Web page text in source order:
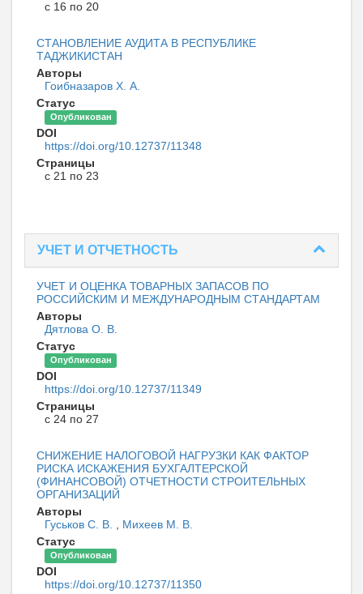
с 16 по 20
СТАНОВЛЕНИЕ АУДИТА В РЕСПУБЛИКЕ
ТАДЖИКИСТАН
Авторы
Гоибназаров Х. А.
Статус
Опубликован
DOI
https://doi.org/10.12737/11348
Страницы
с 21 по 23
УЧЕТ И ОТЧЕТНОСТЬ
УЧЕТ И ОЦЕНКА ТОВАРНЫХ ЗАПАСОВ ПО
РОССИЙСКИМ И МЕЖДУНАРОДНЫМ СТАНДАРТАМ
Авторы
Дятлова О. В.
Статус
Опубликован
DOI
https://doi.org/10.12737/11349
Страницы
с 24 по 27
СНИЖЕНИЕ НАЛОГОВОЙ НАГРУЗКИ КАК ФАКТОР
РИСКА ИСКАЖЕНИЯ БУХГАЛТЕРСКОЙ
(ФИНАНСОВОЙ) ОТЧЕТНОСТИ СТРОИТЕЛЬНЫХ
ОРГАНИЗАЦИЙ
Авторы
Гуськов С. В. , Михеев М. В.
Статус
Опубликован
DOI
https://doi.org/10.12737/11350